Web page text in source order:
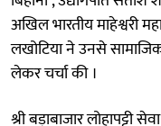
अखिल भारतीय माहेश्वरी
लखोटिया ने उनसे
लेकर चर्चा की ।
श्री बड़ाबाजार लोहापट्टी